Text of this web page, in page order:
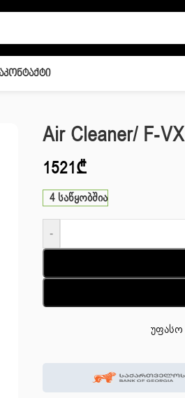
Კონტაქტი
Air Cleaner/ F-
1521₾
4 საწყობშია
-
უფასო